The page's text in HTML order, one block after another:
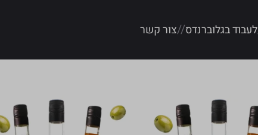
לעבוד בגלוברנדס צור קשר